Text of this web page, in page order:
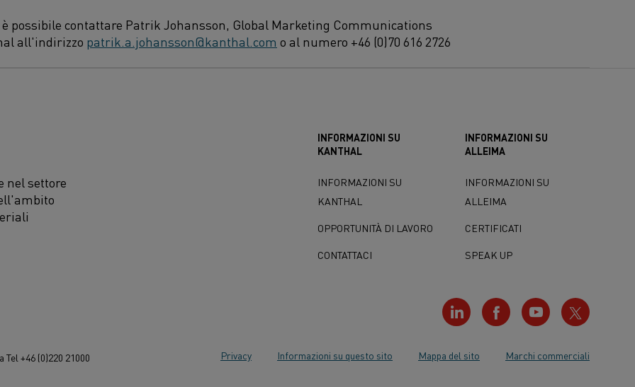
possibile contattare Patrik Johansson, Global Marketing Communications
all'indirizzo patrik.a.johansson@kanthal.com o al numero +46 (0)70 616 2726
nel settore
INFORMAZIONI SU
KANTHAL
INFORMAZIONI SU
KANTHAL
OPPORTUNITÀ DI LAVORO
CONTATTACI
INFORMAZIONI SU
ALLEIMA
INFORMAZIONI SU
ALLEIMA
CERTIFICATI
SPEAK UP
Privacy Informazioni su questo sito Mappa del sito Marchi commerciali
+46 (0)220 21000